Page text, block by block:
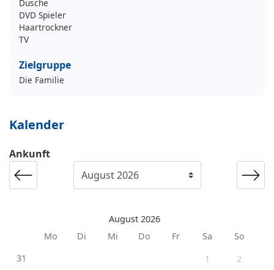
Dusche
DVD Spieler
Haartrockner
TV
Zielgruppe
Die Familie
Kalender
Ankunft
August 2026
Mo
Di Mi Do Fr Sa
So
31
1
2